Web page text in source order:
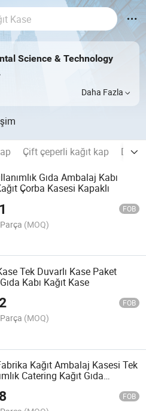
Science & Technology
Daha Fazla
Çift çeperli kağıt kap
Gıda Ambalaj Kabı
Çorba Kasesi Kapaklı
FOB
(MOQ)
Tek Duvarlı Kase Paket
Kabı Kağıt Kase
FOB
(MOQ)
Kağıt Ambalaj Kasesi Tek
Catering Kağıt Gıda
Salata Kasesi
FOB